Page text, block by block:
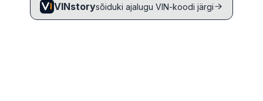
VINstorysõiduki ajalugu VIN-koodi järgi